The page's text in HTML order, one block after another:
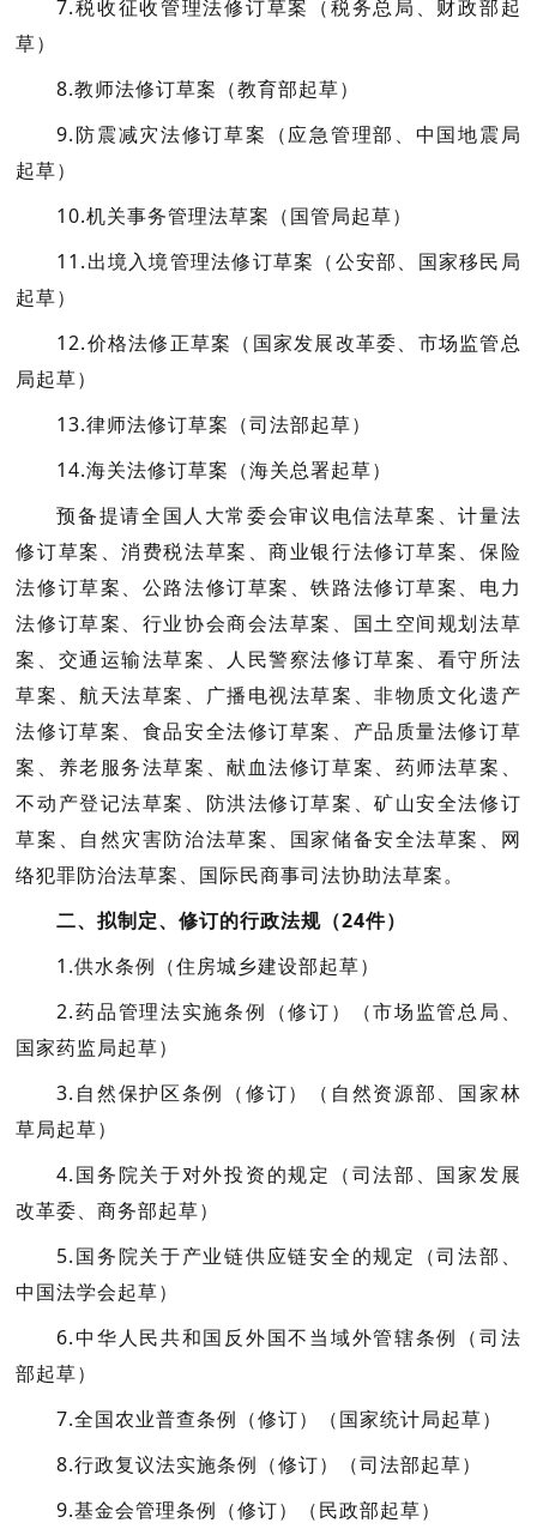
7.税收征收管理法修订草案
（税务总局、财政部起
草）
8.教师法修订草案 （教育部起草）
9.防震减灾法修订草案
（应急管理部、中国地震局
起草）
10.机关事务管理法草案 （国管局起草）
11.出境入境管理法修订草案
（公安部、国家移民局
起草）
12.价格法修正草案
（国家发展改革委、市场监管总
局起草）
13.律师法修订草案 （司法部起草）
14.海关法修订草案 （海关总署起草）
预备提请全国人大常委会审议电信法草案、计量法
修订草案、消费税法草案、商业银行法修订草案、保险
法修订草案、公路法修订草案、铁路法修订草案、电力
法修订草案、行业协会商会法草案、国土空间规划法草
案、交通运输法草案、人民警察法修订草案、看守所法
草案、航天法草案、广播电视法草案、非物质文化遗产
法修订草案、食品安全法修订草案、产品质量法修订草
案、养老服务法草案、献血法修订草案、药师法草案、
不动产登记法草案、防洪法修订草案、矿山安全法修订
草案、自然灾害防治法草案、国家储备安全法草案、网
络犯罪防治法草案、国际民商事司法协助法草案。
二、拟制定、修订的行政法规（24件）
1.供水条例
（住房城乡建设部起草）
2.药品管理法实施条例（修订）
（市场监管总局、
国家药监局起草）
3.自然保护区条例（修订）
（自然资源部、国家林
草局起草）
4.国务院关于对外投资的规定
（司法部、国家发展
改革委、商务部起草）
5.国务院关于产业链供应链安全的规定
（司法部、
中国法学会起草）
6.中华人民共和国反外国不当域外管辖条例
（司法
部起草）
7.全国农业普查条例（修订） （国家统计局起草）
8.行政复议法实施条例（修订） （司法部起草）
9.基金会管理条例（修订） （民政部起草）